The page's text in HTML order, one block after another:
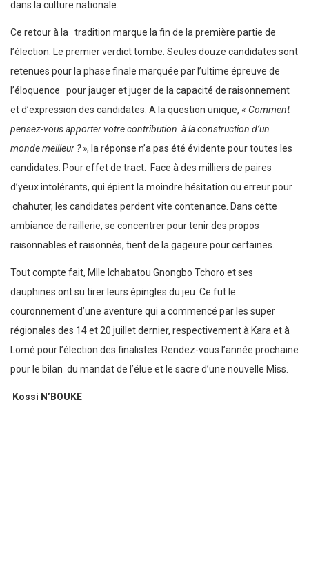
dans la culture nationale.
Ce retour à la tradition marque la fin de la première partie de
l’élection. Le premier verdict tombe. Seules douze candidates sont
retenues pour la phase finale marquée par l’ultime épreuve de
l’éloquence pour jauger et juger de la capacité de raisonnement
et d’expression des candidates. A la question unique, « Comment
pensez-vous apporter votre contribution à la construction d’un
monde meilleur ? », la réponse n’a pas été évidente pour toutes les
candidates. Pour effet de tract. Face à des milliers de paires
d’yeux intolérants, qui épient la moindre hésitation ou erreur pour
chahuter, les candidates perdent vite contenance. Dans cette
ambiance de raillerie, se concentrer pour tenir des propos
raisonnables et raisonnés, tient de la gageure pour certaines.
Tout compte fait, Mlle Ichabatou Gnongbo Tchoro et ses
dauphines ont su tirer leurs épingles du jeu. Ce fut le
couronnement d’une aventure qui a commencé par les super
régionales des 14 et 20 juillet dernier, respectivement à Kara et à
Lomé pour l’élection des finalistes. Rendez-vous l’année prochaine
pour le bilan du mandat de l’élue et le sacre d’une nouvelle Miss.
Kossi N’BOUKE